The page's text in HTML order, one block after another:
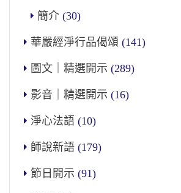
簡介 (30)
華嚴經淨行品偈頌 (141)
圖文｜精選開示 (289)
影音｜精選開示 (16)
淨心法語 (10)
師說新語 (179)
節日開示 (91)